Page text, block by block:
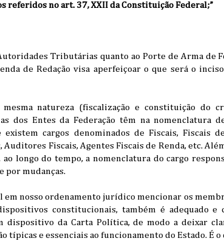
referidos no art. 37, XXII da Constituição Federal;”
Tributárias quanto ao Porte de Arma de
de Redação visa aperfeiçoar o que será o
natureza (fiscalização e constituição do
dos Entes da Federação têm na nomenclatura
cargos denominados de Fiscais, Fiscais
Fiscais, Agentes Fiscais de Renda, etc.
longo do tempo, a nomenclatura do cargo
por mudanças.
em nosso ordenamento jurídico mencionar os
constitucionais, também é adequado e
da Carta Política, de modo a deixar
típicas e essenciais ao funcionamento do Estado. É o